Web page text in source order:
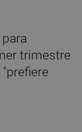
trimestre